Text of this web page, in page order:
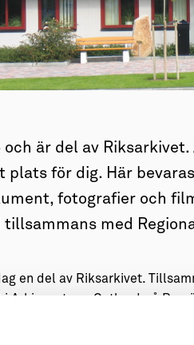
är del av Riksarkivet.
för dig. Här
fotografier och
med
en del av Riksarkivet.
Gotland på
från statliga